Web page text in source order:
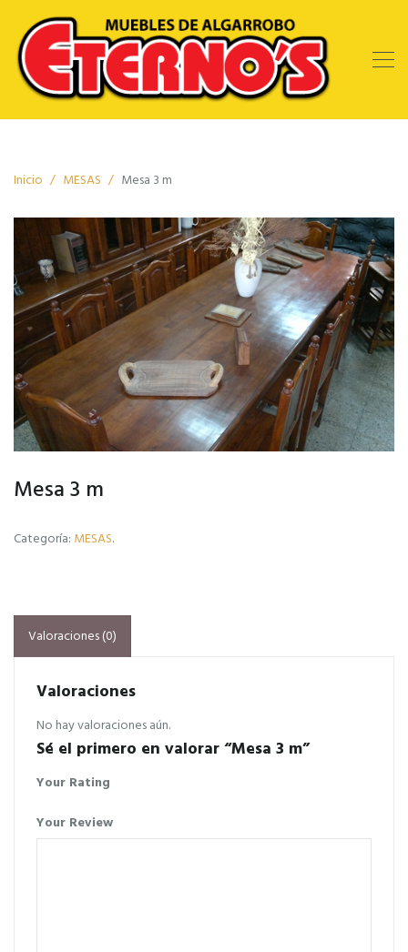
Inicio MESAS Mesa 3 m
Mesa 3 m
Categoría: MESAS.
Valoraciones (0)
Valoraciones
No hay valoraciones aún.
Sé el primero en valorar “Mesa 3 m”
Your Rating
Your Review